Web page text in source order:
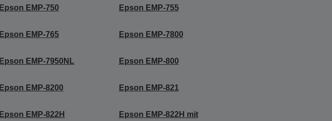
Epson EMP-750 Epson EMP-755
Epson EMP-765 Epson EMP-7800
Epson EMP-7950NL Epson EMP-800
Epson EMP-8200 Epson EMP-821
Epson EMP-822H
Epson EMP-822H mit